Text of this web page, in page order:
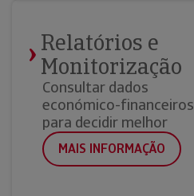
Relatórios e
Monitorização
Consultar dados
económico-financeiros
para decidir melhor
MAIS INFORMAÇÃO